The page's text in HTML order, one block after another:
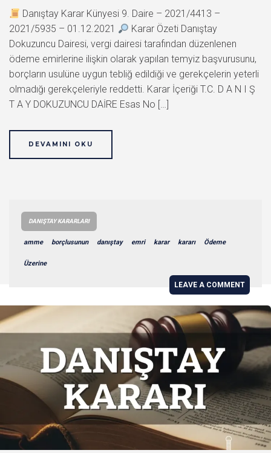
Danıştay Karar Künyesi 9. Daire – 2021/4413 –
2021/5935 – 01.12.2021
Karar Özeti Danıştay
Dokuzuncu Dairesi, vergi dairesi tarafından düzenlenen
ödeme emirlerine ilişkin olarak yapılan temyiz başvurusunu,
borçların usulüne uygun tebliğ edildiği ve gerekçelerin yeterli
olmadığı gerekçeleriyle reddetti. Karar İçeriği T.C. D A N I Ş
T A Y DOKUZUNCU DAİRE Esas No […]
DEVAMINI OKU
DANIŞTAY KARARLARI
amme borçlusunun danıştay emri karar kararı Ödeme
Üzerine
LEAVE A COMMENT